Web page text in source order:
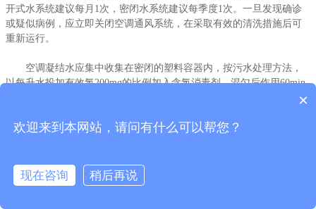
开式水系统建议每月1次，密闭水系统建议每季度1次。一旦发现确诊
或疑似病例，应立即关闭空调通风系统，在采取有效的清洗措施后可
重新运行。
空调凝结水应集中收集在密闭的塑料容器内，按污水处理方法，
以每升水投加有效氯200mg的比例加入含氯消毒剂，混匀后作用60min
后排放。如采用连续收集的方法，则可在收集容器内预先加入500mg/L
开式水系统建议每月1次，密闭水系统建议每季度1次。一旦发现确诊
或疑似病例，应立即关闭空调通风系统，在采取有效的清洗措施后可
重新运行。
空调凝结水应集中收集在密闭的塑料容器内，按污水处理方法，
以每升水投加有效氯200mg的比例加入含氯消毒剂，混匀后作用60min
后排放。如采用连续收集的方法，则可在收集容器内预先加入500mg/L
×
欢迎来到本网站，请问有什么可以帮您？
现在咨询 稍后再说